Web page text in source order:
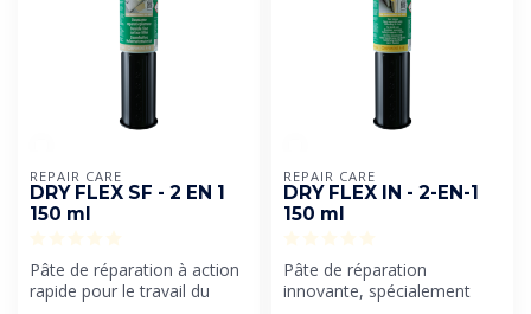
REPAIR CARE
DRY FLEX SF - 2 EN 1
150 ml
Pâte de réparation à action
rapide pour le travail du
REPAIR CARE
DRY FLEX IN - 2-EN-1
150 ml
Pâte de réparation
innovante, spécialement